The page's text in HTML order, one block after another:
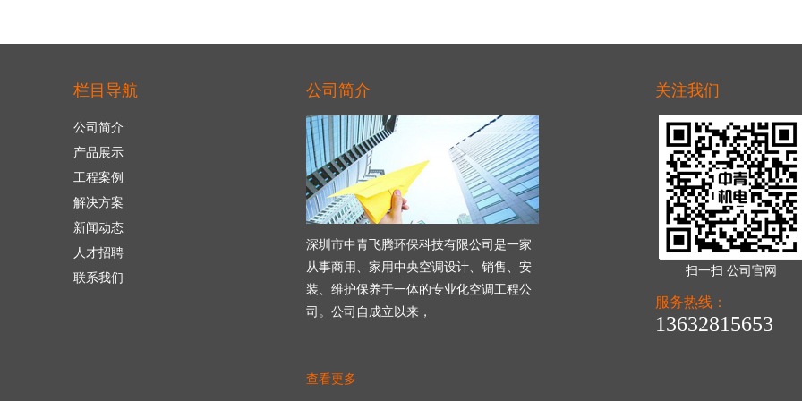
栏目导航
公司简介
产品展示
工程案例
解决方案
新闻动态
人才招聘
联系我们
公司简介
深圳市中青飞腾环保科技有限公司是一家
从事商用、家用中央空调设计、销售、安
装、维护保养于一体的专业化空调工程公
司。公司自成立以来，
查看更多
关注我们
扫一扫 公司官网
服务热线：
13632815653